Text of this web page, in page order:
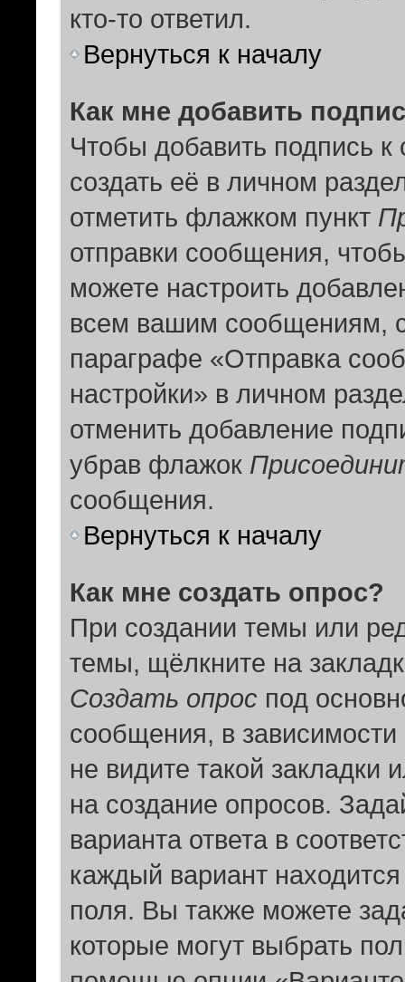
кто-то ответил.
Вернуться к началу
Как мне добавить
Чтобы добавить подпись
создать её в личном
отметить флажком пункт
отправки сообщения,
можете настроить
всем вашим сообщениям,
параграфе «Отправка
настройки» в личном
отменить добавление
убрав флажок
сообщения.
Вернуться к началу
Как мне создать опрос?
При создании темы или
темы, щёлкните на
Создать опрос под
сообщения, в
не видите такой
на создание опросов.
варианта ответа в
каждый вариант находится
поля. Вы также можете
которые могут выбрать